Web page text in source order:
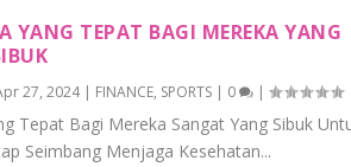
YANG TEPAT BAGI MEREKA YANG
27, 2024| FINANCE, SPORTS | 0 |
Tepat Bagi Mereka Sangat Yang Sibuk
Seimbang Menjaga Kesehatan...